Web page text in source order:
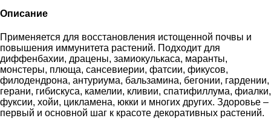
Описание
Применяется для восстановления истощенной почвы и
повышения иммунитета растений. Подходит для
диффенбахии, драцены, замиокулькаса, маранты,
монстеры, плюща, сансевиерии, фатсии, фикусов,
филодендрона, антуриума, бальзамина, бегонии, гардении,
герани, гибискуса, камелии, кливии, спатифиллума, фиалки,
фуксии, хойи, цикламена, юкки и многих других. Здоровье –
первый и основной шаг к красоте декоративных растений.